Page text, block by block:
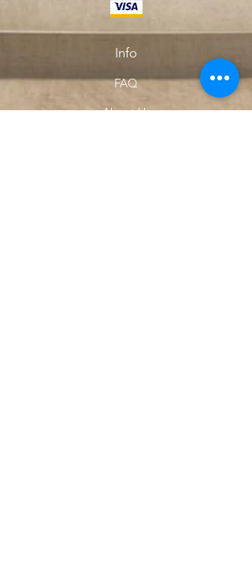
Info
FAQ
About Us